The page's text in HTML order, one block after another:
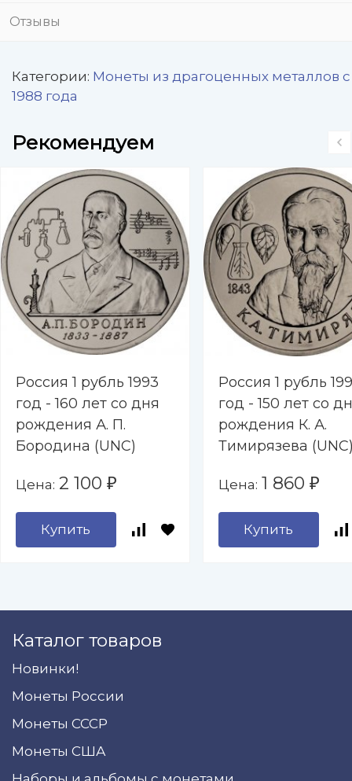
Отзывы
Категории: Монеты из драгоценных металлов с
1988 года
Рекомендуем
Россия 1 рубль 1993
год - 160 лет со дня
рождения А. П.
Бородина (UNC)
Цена: 2 100 ₽
Купить
Россия 1 рубль
год - 150 лет со
рождения К. А.
Тимирязева
Цена: 1 860 ₽
Купить
Каталог товаров
Новинки!
Монеты России
Монеты СССР
Монеты США